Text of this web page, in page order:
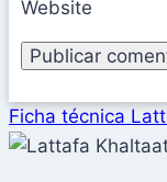
Website
Ficha técnica